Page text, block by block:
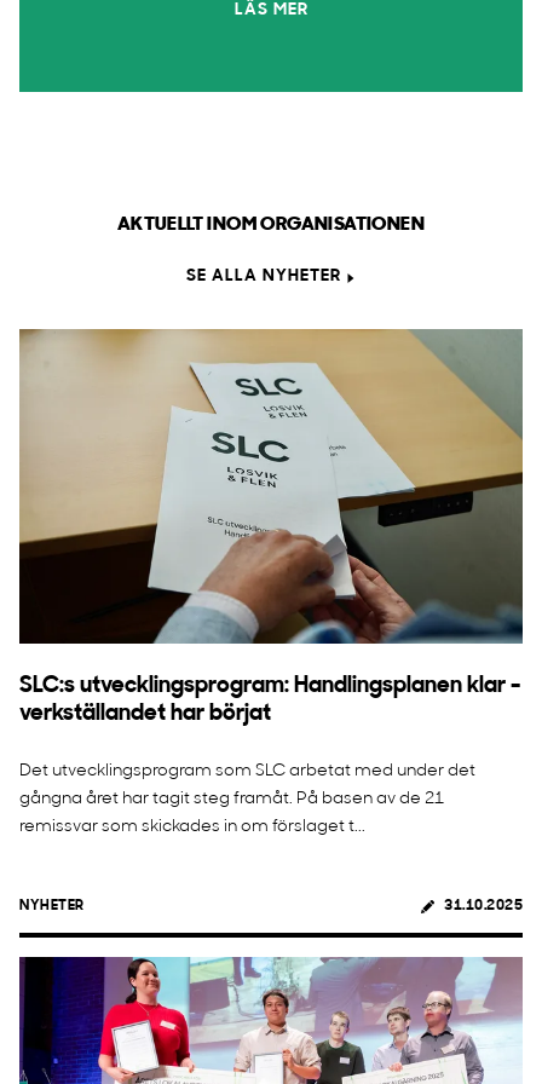
LÄS MER
AKTUELLT INOM ORGANISATIONEN
SE ALLA NYHETER
SLC:s utvecklingsprogram: Handlingsplanen klar -
verkställandet har börjat
Det utvecklingsprogram som SLC arbetat med under det
gångna året har tagit steg framåt. På basen av de 21
remissvar som skickades in om förslaget t...
NYHETER 31.10.2025